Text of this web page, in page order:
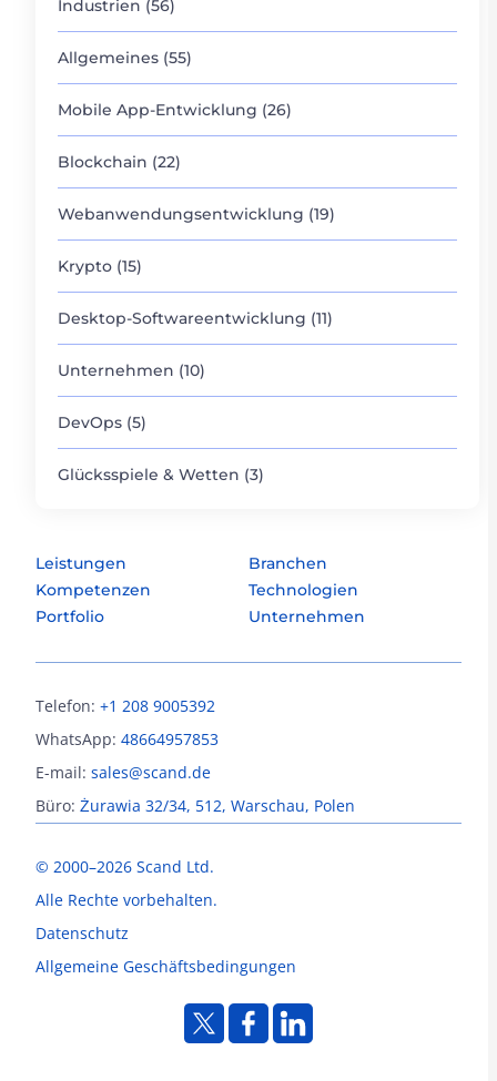
Industrien (56)
Allgemeines (55)
Mobile App-Entwicklung (26)
Blockchain (22)
Webanwendungsentwicklung (19)
Krypto (15)
Desktop-Softwareentwicklung (11)
Unternehmen (10)
DevOps (5)
Glücksspiele & Wetten (3)
Leistungen
Branchen
Kompetenzen
Technologien
Portfolio
Unternehmen
© 2000–2026 Scand Ltd.
Alle Rechte vorbehalten.
Datenschutz
Allgemeine Geschäftsbedingungen
Telefon: +1 208 9005392
WhatsApp: 48664957853
E-mail: sales@scand.de
Büro: Żurawia 32/34, 512, Warschau, Polen